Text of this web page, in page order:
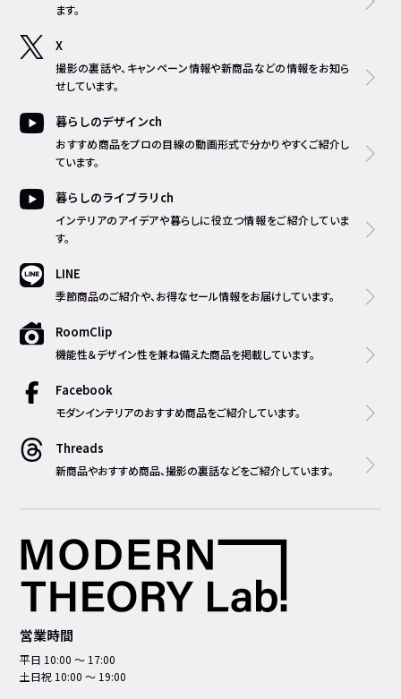
ます。
X
撮影の裏話や、キャンペーン情報や新商品などの情報をお知ら
せしています。
暮らしのデザインch
おすすめ商品をプロの目線の動画形式で分かりやすくご紹介し
ています。
暮らしのライブラリch
インテリアのアイデアや暮らしに役立つ情報をご紹介していま
す。
LINE
季節商品のご紹介や、お得なセール情報をお届けしています。
RoomClip
機能性＆デザイン性を兼ね備えた商品を掲載しています。
Facebook
モダンインテリアのおすすめ商品をご紹介しています。
Threads
新商品やおすすめ商品、撮影の裏話などをご紹介しています。
営業時間
平日 10:00 ～ 17:00
土日祝 10:00 ～ 19:00